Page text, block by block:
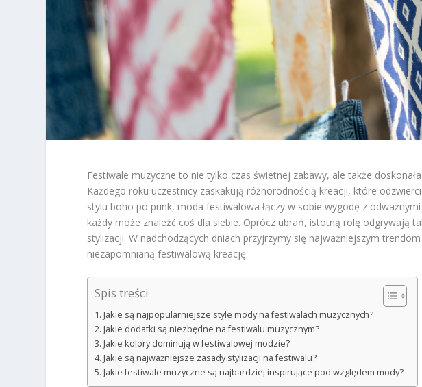
Festiwale muzyczne to nie tylko czas świetnej zabawy, ale także
Każdego roku uczestnicy zaskakują różnorodnością kreacji, które
stylu boho po punk, moda festiwalowa łączy w sobie wygodę z
każdy może znaleźć coś dla siebie. Oprócz ubrań, istotną rolę odgrywają
stylizacji. W nadchodzących dniach przyjrzymy się najważniejszym
niezapomnianą festiwalową kreację.
Spis treści
Jakie są najpopularniejsze style mody na festiwalach muzycznych?
Jakie dodatki są niezbędne na festiwalu muzycznym?
Jakie kolory dominują w festiwalowej modzie?
Jakie są najważniejsze zasady stylizacji na festiwalu?
Jakie festiwale muzyczne są najbardziej inspirujące pod względem mody?